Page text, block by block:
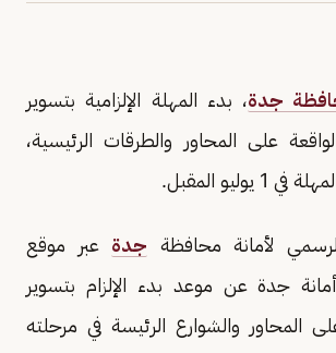
جدة، بدء المهلة الإلزامية بتسوير
على المحاور والطرقات الرئيسية،
المقبل.
لأمانة محافظة جدة عبر موقع
جدة عن موعد بدء الإلزام بتسوير
المحاور والشوارع الرئيسة في مرحلته